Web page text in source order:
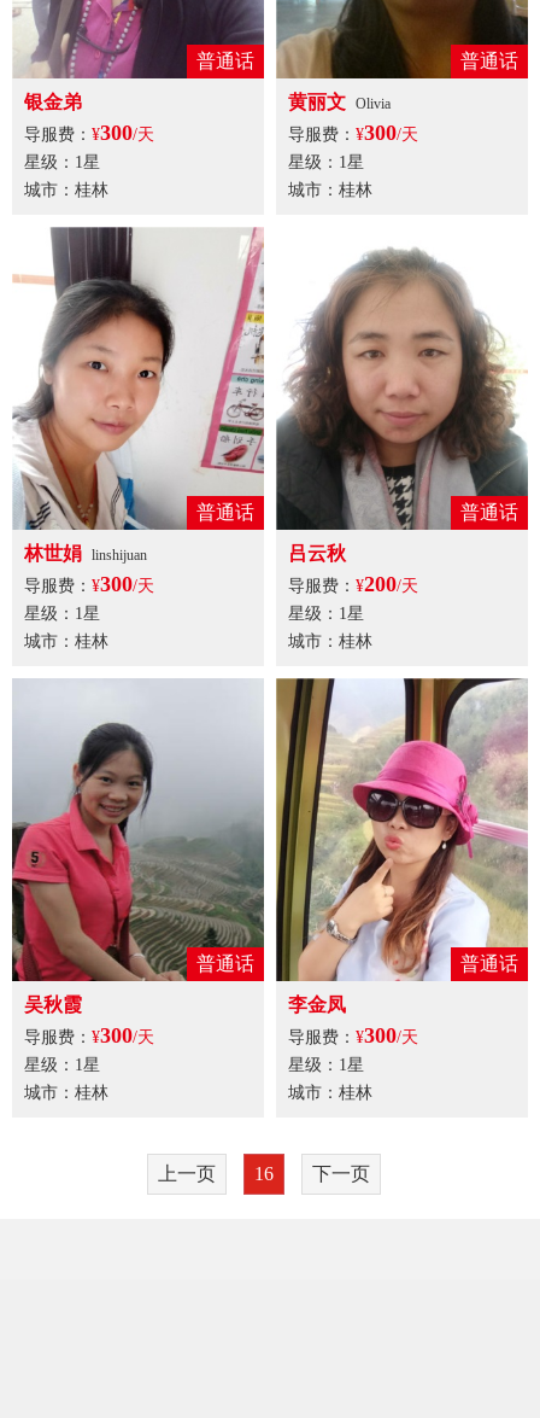
普通话
银金弟
导服费： ¥300/天
星级：1星
城市：桂林
普通话
黄丽文 Olivia
导服费： ¥300/天
星级：1星
城市：桂林
普通话
林世娟 linshijuan
导服费： ¥300/天
星级：1星
城市：桂林
普通话
吕云秋
导服费： ¥200/天
星级：1星
城市：桂林
普通话
吴秋霞
导服费： ¥300/天
星级：1星
城市：桂林
普通话
李金凤
导服费： ¥300/天
星级：1星
城市：桂林
上一页 16 下一页